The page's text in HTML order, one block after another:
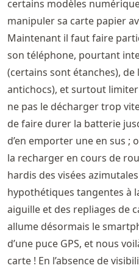
certains modèles
manipuler sa carte papier
Maintenant il faut faire
son téléphone, pourtant
(certains sont étanches),
antichocs), et surtout
ne pas le décharger trop
de faire durer la batterie
d’en emporter une en sus ;
la recharger en cours de
hardis des visées
hypothétiques tangentes à
aiguille et des repliages de
allume désormais le
d’une puce GPS, et nous
carte ! En l’absence de